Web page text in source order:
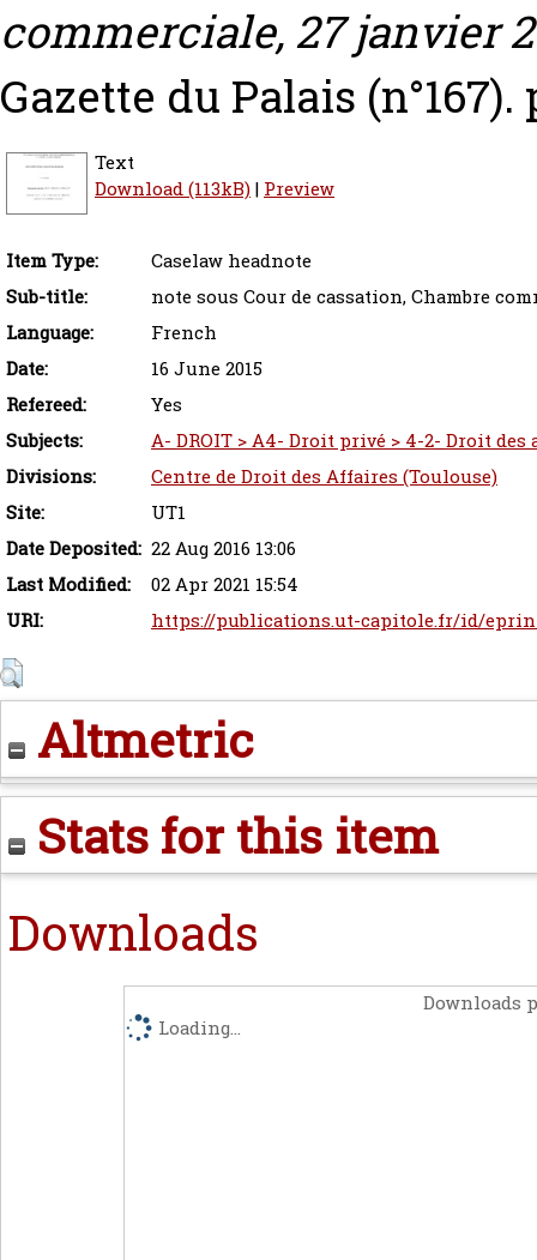
commerciale, 27 janvier
Gazette du Palais (n°167).
Text
Download (113kB)| Preview
Item Type:
Caselaw headnote
Sub-title:
note sous Cour de cassation, Chambre
Language:
French
Date:
16 June 2015
Refereed:
Yes
Subjects:
A- DROIT > A4- Droit privé > 4-2- Droit
Divisions:
Centre de Droit des Affaires (Toulouse)
Site:
UT1
Date Deposited: 22 Aug 2016 13:06
Last Modified:
02 Apr 2021 15:54
URI:
https://publications.ut-capitole.fr/id/
Altmetric
Stats for this item
Downloads
Downloads
Loading...